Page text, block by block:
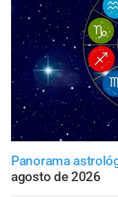
Panorama
agosto de 2026